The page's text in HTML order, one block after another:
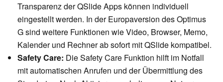
Transparenz der QSlide Apps können individuell
eingestellt werden. In der Europaversion des Optimus
G sind weitere Funktionen wie Video, Browser, Memo,
Kalender und Rechner ab sofort mit QSlide kompatibel.
Safety Care: Die Safety Care Funktion hilft im Notfall
mit automatischen Anrufen und der Übermittlung des